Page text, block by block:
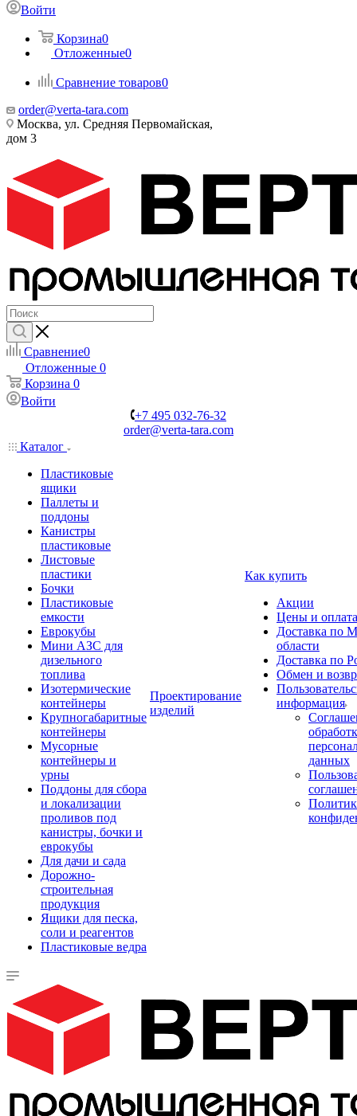
Войти
Корзина0
Отложенные0
Сравнение товаров0
order@verta-tara.com
Москва, ул. Средняя Первомайская,
дом 3
Сравнение0
Отложенные 0
Корзина 0
Войти
+7 495 032-76-32
order@verta-tara.com
Каталог
Пластиковые
ящики
Паллеты и
поддоны
Канистры
пластиковые
Листовые
пластики
Бочки
Пластиковые
емкости
Еврокубы
Мини АЗС для
дизельного
топлива
Изотермические
контейнеры
Крупногабаритные
контейнеры
Мусорные
контейнеры и
урны
Поддоны для сбора
и локализации
проливов под
канистры, бочки и
еврокубы
Для дачи и сада
Дорожно-
строительная
продукция
Ящики для песка,
соли и реагентов
Пластиковые ведра
Проектирование
изделий
Как купить
Акции
Цены и оплата
Доставка по
области
Доставка по
Обмен и
информация
данных